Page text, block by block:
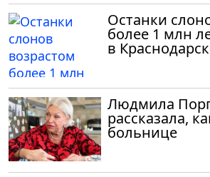
Останки
более 1 млн
в
Людмила
рассказала,
больнице